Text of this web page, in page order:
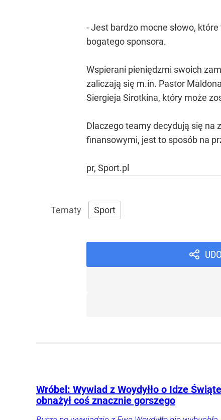
- Jest bardzo mocne słowo,
bogatego sponsora.
Wspierani pieniędzmi swoich
zaliczają się m.in. Pastor
Siergieja Sirotkina, który może
Dlaczego teamy decydują się na
finansowymi, jest to sposób na
pr, Sport.pl
Sport
Wróbel: Wywiad z Woydyłło o Idze
obnażył coś znacznie gorszego